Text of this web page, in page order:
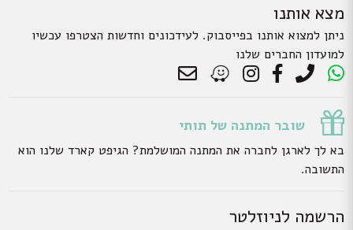
מצא אותנו
ניתן למצוא אותנו בפייסבוק. לעידכונים וחדשות הצטרפו עכשיו
למועדון החברים שלנו
שובר המתנה של תותי
בא לך לארגן לחברה את המתנה המושלמת? הגיפט קארד שלנו הוא
התשובה.
הרשמה לניוזלטר